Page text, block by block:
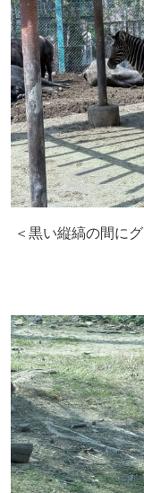
＜黒い縦縞の間に